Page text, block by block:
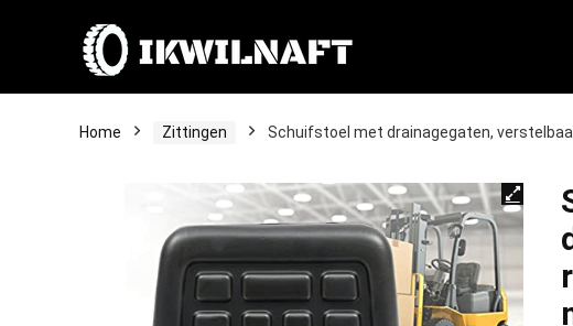
Home Zittingen Schuifstoel met drainagegaten,